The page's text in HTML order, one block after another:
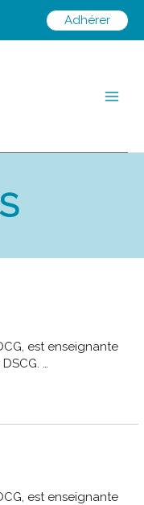
Adhérer
est enseignante
…
est enseignante